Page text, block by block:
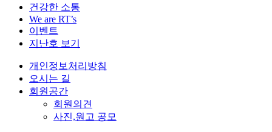
건강한 소통
We are RT’s
이벤트
지난호 보기
개인정보처리방침
오시는 길
회원공간
회원의견
사진,원고 공모